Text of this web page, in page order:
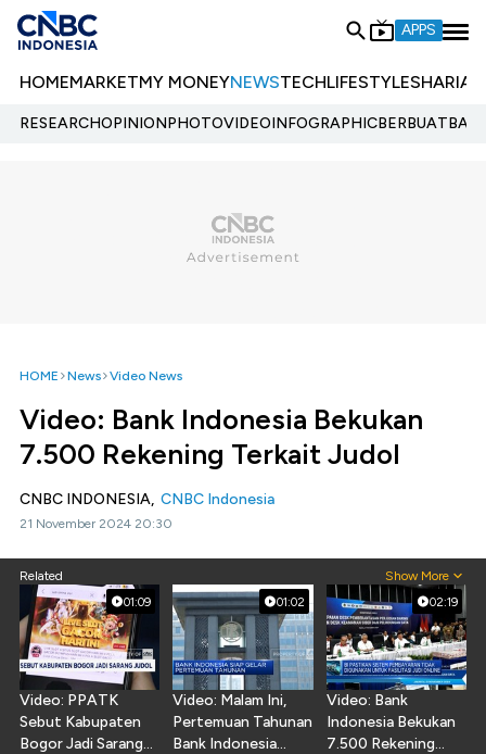
APPS
HOMEMARKETMY MONEYNEWSTECHLIFESTYLESHARIA
RESEARCHOPINIONPHOTOVIDEOINFOGRAPHIC
HOME News Video News
Video: Bank Indonesia Bekukan
7.500 Rekening Terkait Judol
CNBC INDONESIA, CNBC Indonesia
21 November 2024 20:30
Related Show More
01:09
Video: PPATK
Sebut Kabupaten
Bogor Jadi Sarang
01:02
Video: Malam Ini,
Pertemuan Tahunan
Bank Indonesia
02:19
Video: Bank
Indonesia Bekukan
7.500 Rekening